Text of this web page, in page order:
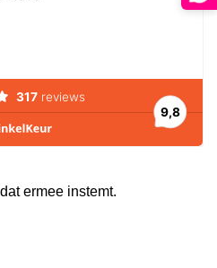
ermee instemt.